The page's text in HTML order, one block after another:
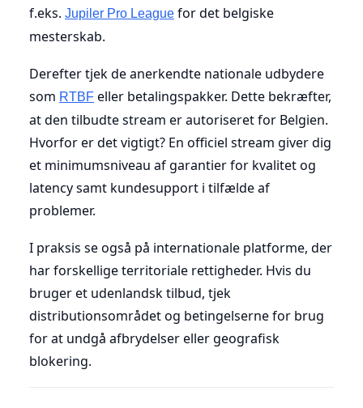
f.eks. Jupiler Pro League for det belgiske
mesterskab.
Derefter tjek de anerkendte nationale udbydere
som RTBF eller betalingspakker. Dette bekræfter,
at den tilbudte stream er autoriseret for Belgien.
Hvorfor er det vigtigt? En officiel stream giver dig
et minimumsniveau af garantier for kvalitet og
latency samt kundesupport i tilfælde af
problemer.
I praksis se også på internationale platforme, der
har forskellige territoriale rettigheder. Hvis du
bruger et udenlandsk tilbud, tjek
distributionsområdet og betingelserne for brug
for at undgå afbrydelser eller geografisk
blokering.